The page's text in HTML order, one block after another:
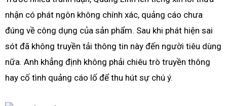
nhận có phát ngôn không chính xác, quảng cáo chưa
đúng về công dụng của sản phẩm. Sau khi phát hiện sai
sót đã không truyền tải thông tin này đến người tiêu dùng
nữa. Anh khẳng định không phải chiêu trò truyền thông
hay cố tình quảng cáo lố để thu hút sự chú ý.